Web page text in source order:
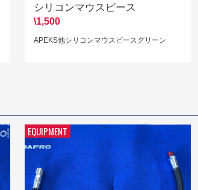
シリコンマウスピース
\1,500
APEKS他シリコンマウスピースグリーン
EQUIPMENT